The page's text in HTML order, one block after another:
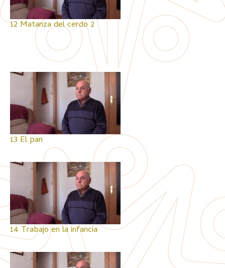
12 Matanza del cerdo 2
13 El pan
14 Trabajo en la infancia